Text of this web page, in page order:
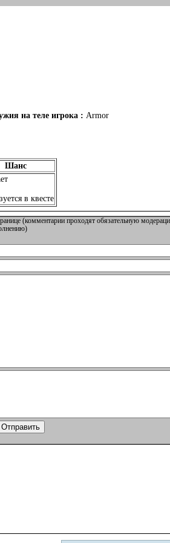
на теле игрока : Armor
Шанс
в квесте
(комментарии проходят обязательную